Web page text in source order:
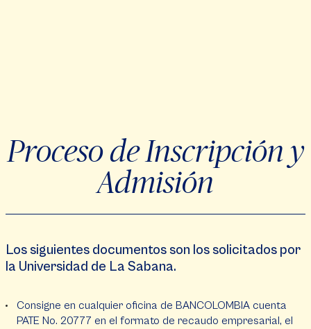
Proceso de Inscripción y
Admisión
Los siguientes documentos son los solicitados por
la Universidad de La Sabana.
Consigne en cualquier oficina de BANCOLOMBIA cuenta
PATE No. 20777 en el formato de recaudo empresarial, el